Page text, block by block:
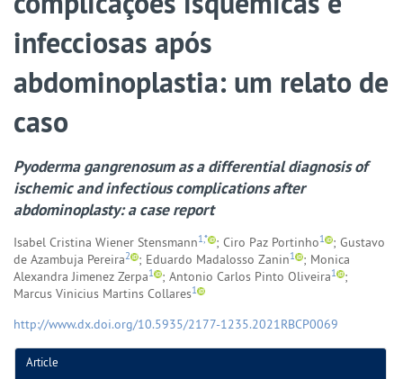
infecciosas após
abdominoplastia: um relato de
caso
Pyoderma gangrenosum as a differential diagnosis of
ischemic and infectious complications after
abdominoplasty: a case report
Isabel Cristina Wiener Stensmann1,* ; Ciro Paz Portinho1
; Gustavo
de Azambuja Pereira2 ; Eduardo Madalosso Zanin1
; Monica
Alexandra Jimenez Zerpa1 ; Antonio Carlos Pinto Oliveira1
;
Marcus Vinicius Martins Collares1
http://www.dx.doi.org/10.5935/2177-1235.2021RBCP0069
Article